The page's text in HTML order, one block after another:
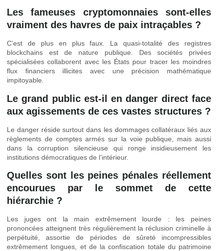
Les fameuses cryptomonnaies sont-elles
vraiment des havres de paix intraçables ?
C’est de plus en plus faux. La quasi-totalité des registres
blockchains est de nature publique. Des sociétés privées
spécialisées collaborent avec les États pour tracer les moindres
flux financiers illicites avec une précision mathématique
impitoyable.
Le grand public est-il en danger direct face
aux agissements de ces vastes structures ?
Le danger réside surtout dans les dommages collatéraux liés aux
règlements de comptes armés sur la voie publique, mais aussi
dans la corruption silencieuse qui ronge insidieusement les
institutions démocratiques de l’intérieur.
Quelles sont les peines pénales réellement
encourues par le sommet de cette
hiérarchie ?
Les juges ont la main extrêmement lourde : les peines
prononcées atteignent très régulièrement la réclusion criminelle à
perpétuité, assortie de périodes de sûreté incompressibles
extrêmement longues, et de la confiscation totale du patrimoine